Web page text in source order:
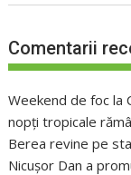
Comentarii
Weekend de foc la
nopți tropicale
Berea revine pe
Nicușor Dan a